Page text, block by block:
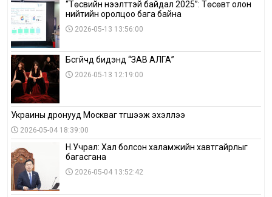
“Төсвийн нээлттэй байдал 2025”: Төсөвт олон
нийтийн оролцоо бага байна
2026-05-13 13:56:00
Бүсгүйчүүд бидэнд “ЗАВ АЛГА”
2026-05-13 12:19:00
Украины дронууд Москваг түгшээж эхэллээ
2026-05-04 18:39:00
Н.Учрал: Хал болсон халамжийн хавтгайрлыг
багасгана
2026-05-04 13:52:42